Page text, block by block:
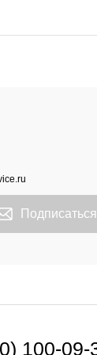
Подписаться
100-09-